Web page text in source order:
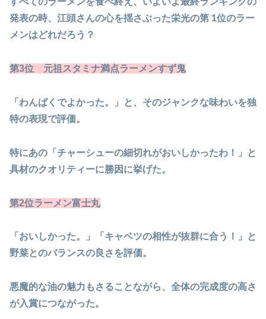
発表の時、江頭さんの心を揺さぶった栄光の第 1位のラー
メンはどれだろう？
第3位 元祖スタミナ満点ラーメンすず鬼
「わんぱくでよかった。」と、そのジャンクな味わいを独
特の表現で評価。
特にあの「チャーシューの細切れがおいしかったわ！」と
具材のクオリティーに勝因に挙げた。
第2位ラーメン富士丸
「おいしかった。」「キャベツの相性が抜群に合う！」と
野菜とのバランスの良さを評価。
悪魔的な油の魅力もさることながら、全体の完成度の高さ
が入賞につながった。